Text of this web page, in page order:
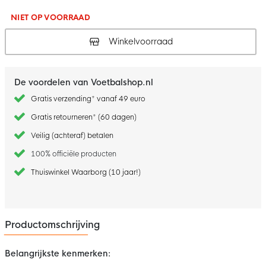
hetNIET OP VOORRAAD
Winkelvoorraad
De voordelen van Voetbalshop.nl
Gratis verzending* vanaf 49 euro
Gratis retourneren* (60 dagen)
Veilig (achteraf) betalen
100% officiële producten
Thuiswinkel Waarborg (10 jaar!)
Productomschrijving
Belangrijkste kenmerken: